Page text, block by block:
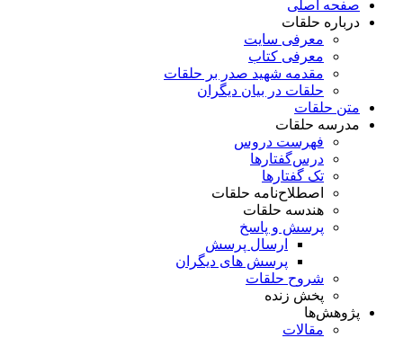
صفحه اصلی
درباره حلقات
معرفی سایت
معرفی کتاب
مقدمه شهید صدر بر حلقات
حلقات در بیان دیگران
متن حلقات
مدرسه حلقات
فهرست دروس
درس‌گفتار‌ها
تک گفتارها
اصطلاح‌نامه حلقات
هندسه حلقات
پرسش و پاسخ
ارسال پرسش
پرسش های دیگران
شروح حلقات
پخش زنده
پژوهش‌ها
مقالات